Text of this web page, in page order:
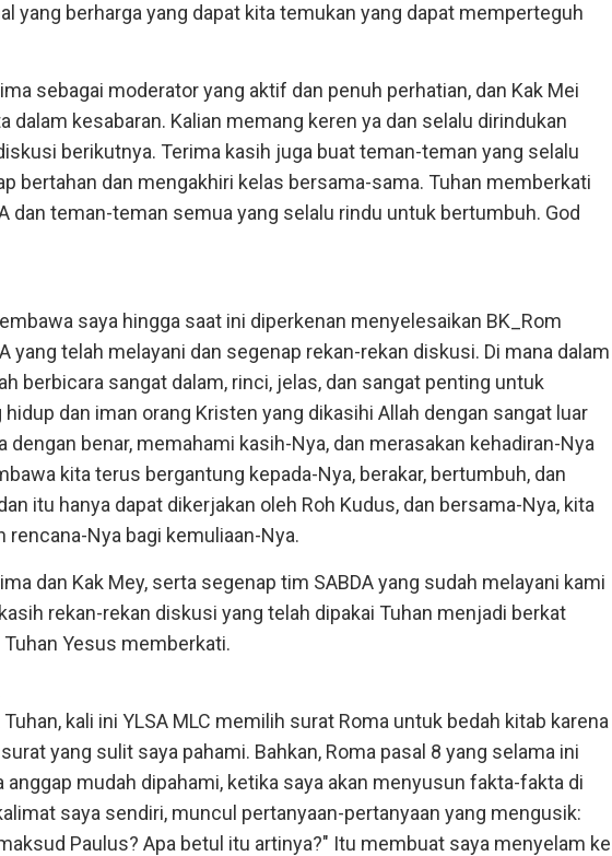
yang berharga yang dapat kita temukan yang dapat memperteguh
sebagai moderator yang aktif dan penuh perhatian, dan Kak Mei
dalam kesabaran. Kalian memang keren ya dan selalu dirindukan
berikutnya. Terima kasih juga buat teman-teman yang selalu
bertahan dan mengakhiri kelas bersama-sama. Tuhan memberkati
dan teman-teman semua yang selalu rindu untuk bertumbuh. God
saya hingga saat ini diperkenan menyelesaikan BK_Rom
yang telah melayani dan segenap rekan-rekan diskusi. Di mana dalam
berbicara sangat dalam, rinci, jelas, dan sangat penting untuk
dan iman orang Kristen yang dikasihi Allah dengan sangat luar
dengan benar, memahami kasih-Nya, dan merasakan kehadiran-Nya
kita terus bergantung kepada-Nya, berakar, bertumbuh, dan
itu hanya dapat dikerjakan oleh Roh Kudus, dan bersama-Nya, kita
rencana-Nya bagi kemuliaan-Nya.
dan Kak Mey, serta segenap tim SABDA yang sudah melayani kami
rekan-rekan diskusi yang telah dipakai Tuhan menjadi berkat
Yesus memberkati.
kali ini YLSA MLC memilih surat Roma untuk bedah kitab karena
yang sulit saya pahami. Bahkan, Roma pasal 8 yang selama ini
anggap mudah dipahami, ketika saya akan menyusun fakta-fakta di
saya sendiri, muncul pertanyaan-pertanyaan yang mengusik:
Paulus? Apa betul itu artinya?" Itu membuat saya menyelam ke